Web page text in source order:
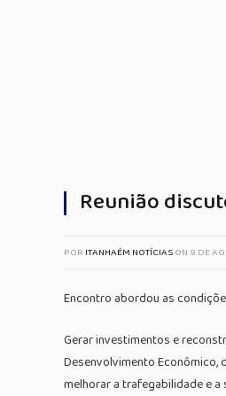
Reunião
POR ITANHAÉM NOTÍCIASON 9 DE
Encontro abordou as
Gerar investimentos e
Desenvolvimento Econômico,
melhorar a trafegabilidade e a